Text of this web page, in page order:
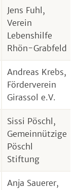
Jens Fuhl,
Verein
Lebenshilfe
Rhön-Grabfeld
Andreas Krebs,
Förderverein
Girassol e.V.
Sissi Pöschl,
Gemeinnützige
Pöschl
Stiftung
Anja Sauerer,